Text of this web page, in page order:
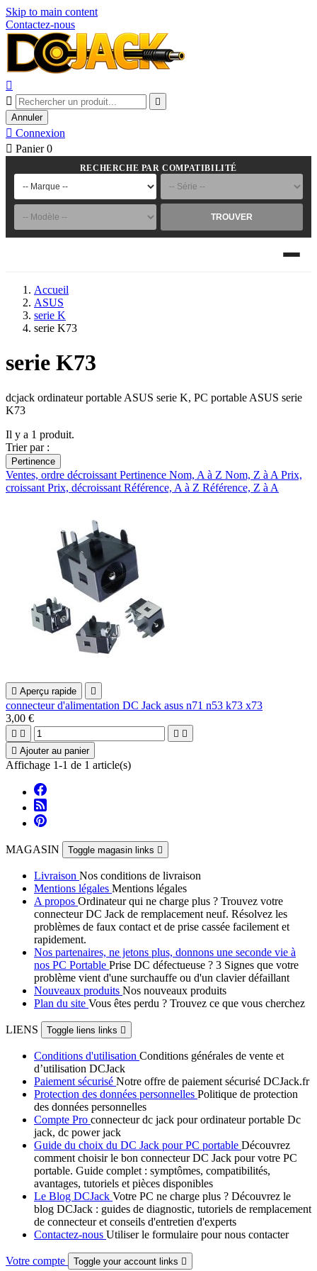
Skip to main content
Contactez-nous



Annuler
 Connexion
 Panier 0
RECHERCHE PAR COMPATIBILITÉ
TROUVER
Accueil
ASUS
serie K
serie K73
serie K73
dcjack ordinateur portable ASUS serie K, PC portable ASUS serie
K73
Il y a 1 produit.
Trier par :
Pertinence
Ventes, ordre décroissant Pertinence Nom, A à Z Nom, Z à A Prix,
croissant Prix, décroissant Référence, A à Z Référence, Z à A
 Aperçu rapide 
connecteur d'alimentation DC Jack asus n71 n53 k73 x73
3,00 €
   
 Ajouter au panier
Affichage 1-1 de 1 article(s)
MAGASIN Toggle magasin links 
Livraison Nos conditions de livraison
Mentions légales Mentions légales
A propos Ordinateur qui ne charge plus ? Trouvez votre
connecteur DC Jack de remplacement neuf. Résolvez les
problèmes de faux contact et de prise cassée facilement et
rapidement.
Nos partenaires, ne jetons plus, donnons une seconde vie à
nos PC Portable Prise DC défectueuse ? 3 Signes que votre
problème vient d'une surchauffe ou d'un clavier défaillant
Nouveaux produits Nos nouveaux produits
Plan du site Vous êtes perdu ? Trouvez ce que vous cherchez
LIENS Toggle liens links 
Conditions d'utilisation Conditions générales de vente et
d’utilisation DCJack
Paiement sécurisé Notre offre de paiement sécurisé DCJack.fr
Protection des données personnelles Politique de protection
des données personnelles
Compte Pro connecteur dc jack pour ordinateur portable Dc
jack, dc power jack
Guide du choix du DC Jack pour PC portable Découvrez
comment choisir le bon connecteur DC Jack pour votre PC
portable. Guide complet : symptômes, compatibilités,
avantages, tutoriels et pièces disponibles
Le Blog DCJack Votre PC ne charge plus ? Découvrez le
blog DCJack : guides de diagnostic, tutoriels de remplacement
de connecteur et conseils d'entretien d'experts
Contactez-nous Utiliser le formulaire pour nous contacter
Votre compte Toggle your account links 